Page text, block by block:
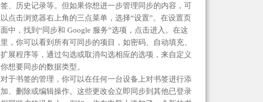
签、历史记录等。但如果你想进一步管理同步的内容，可
以点击浏览器右上角的三点菜单，选择“设置”。在设置页
面中，找到“同步和 Google 服务”选项，点击进入。在这
里，你可以看到所有可同步的项目，如密码、自动填充、
扩展程序等，通过勾选或取消勾选相应的选项，来自定义
你想要同步的数据类型。
对于书签的管理，你可以在任何一台设备上对书签进行添
加、删除或编辑操作。这些更改会立即同步到其他已登录